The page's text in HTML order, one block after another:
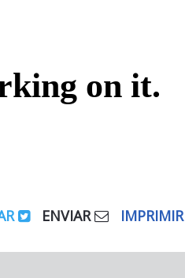
ENVIAR IMPRIMIR